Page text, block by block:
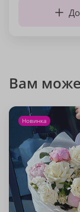
Вам
Новинка